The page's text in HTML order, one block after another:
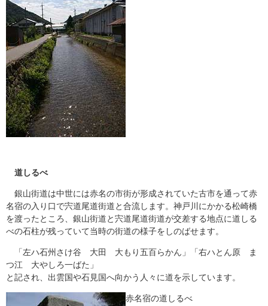
道しるべ
銀山街道は中世には赤名の市街が形成されていた古市を通って赤
名宿の入り口で宍道尾道街道と合流します。神戸川にかかる松崎橋
を渡ったところ、銀山街道と宍道尾道街道が交差する地点に道しる
べの石柱が残っていて当時の街道の様子をしのばせます。
「左ハ石州さけ谷 大田 大もり五百らかん」「右ハとん原 ま
つ江 大やしろ一ばた」
と記され、出雲国や石見国へ向かう人々に道を示しています。
​赤名宿の道しるべ